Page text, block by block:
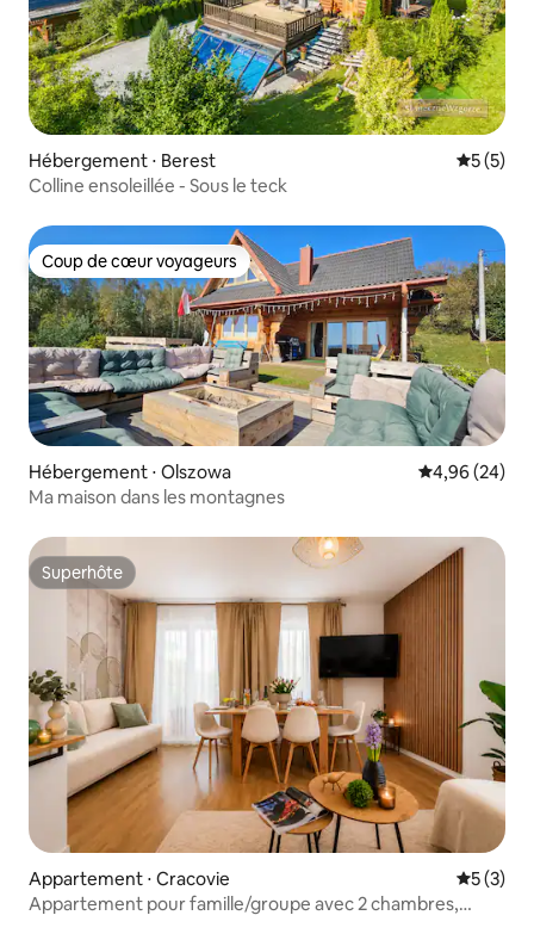
Hébergement ⋅ Berest
5 (5)
Colline ensoleillée - Sous le teck
Coup de cœur voyageurs
Coup de cœur voyageurs
Hébergement ⋅ Olszowa Évaluation
4,96 (24)
Ma maison dans les montagnes
Superhôte
Superhôte
Appartement ⋅ Cracovie
5 (3)
Appartement pour famille/groupe avec 2 chambres,